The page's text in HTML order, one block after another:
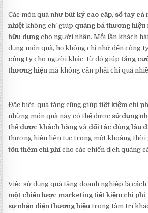
Các món quà nhưbút ký cao cấp, sổ tay cá
nhiệt không chỉ giúp quảng bá thương hiệu
hữu dụng cho người nhận. Mỗi lần khách
dụng món quà, họ không chỉ nhớ đến công
công ty cho người khác, từ đó giúptăng
thương hiệu mà không cần phải chi quá
Đặc biệt, quà tặng cũng giúptiết kiệm chi
những món quà này có thể được sử dụng
thể được khách hàng và đối tác dùng lâu
thương hiệu liên tục trong một khoảng thời
tốn thêm chi phí cho các chiến dịch quảng
Việc sử dụng quà tặng doanh nghiệp là
một chiến lược marketing tiết kiệm chi phí
sự nhận diện thương hiệu trong tâm trí